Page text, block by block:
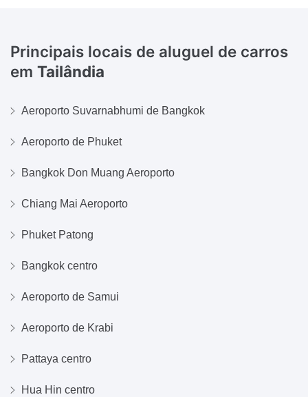
Principais locais de aluguel de carros
em Tailândia
Aeroporto Suvarnabhumi de Bangkok
Aeroporto de Phuket
Bangkok Don Muang Aeroporto
Chiang Mai Aeroporto
Phuket Patong
Bangkok centro
Aeroporto de Samui
Aeroporto de Krabi
Pattaya centro
Hua Hin centro